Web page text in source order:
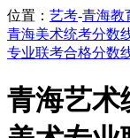
位置： 艺考-青海教
青海美术统考分数
专业联考合格分数
青海艺术